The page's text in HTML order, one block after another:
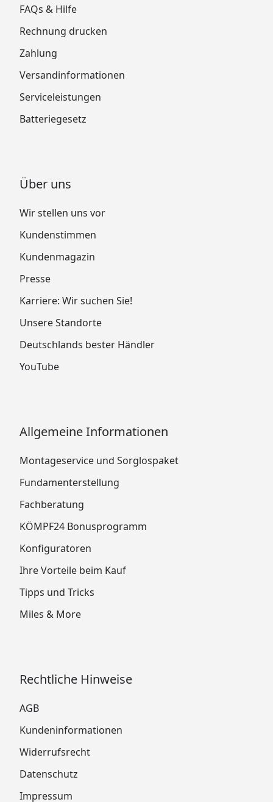
FAQs & Hilfe
Rechnung drucken
Zahlung
Versandinformationen
Serviceleistungen
Batteriegesetz
Über uns
Wir stellen uns vor
Kundenstimmen
Kundenmagazin
Presse
Karriere: Wir suchen Sie!
Unsere Standorte
Deutschlands bester Händler
YouTube
Allgemeine Informationen
Montageservice und Sorglospaket
Fundamenterstellung
Fachberatung
KÖMPF24 Bonusprogramm
Konfiguratoren
Ihre Vorteile beim Kauf
Tipps und Tricks
Miles & More
Rechtliche Hinweise
AGB
Kundeninformationen
Widerrufsrecht
Datenschutz
Impressum